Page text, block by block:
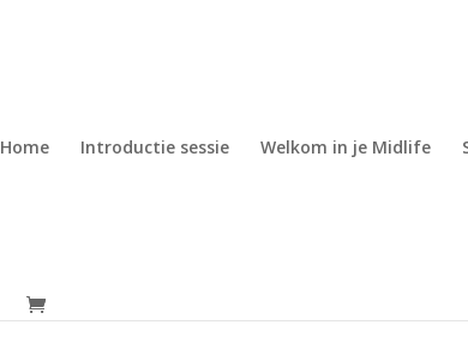
Home Introductie sessie Welkom in je Midlife